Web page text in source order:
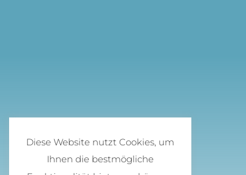
Diese Website nutzt Cookies, um
Ihnen die bestmögliche